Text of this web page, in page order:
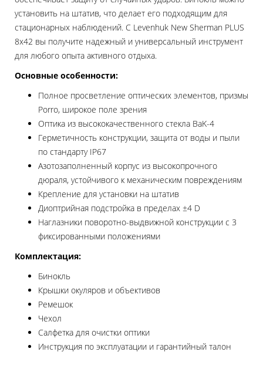
установить на штатив, что делает его подходящим для
стационарных наблюдений. С Levenhuk New Sherman PLUS
8x42 вы получите надежный и универсальный инструмент
для любого опыта активного отдыха.
Основные особенности:
Полное просветление оптических элементов, призмы
Porro, широкое поле зрения
Оптика из высококачественного стекла BaK-4
Герметичность конструкции, защита от воды и пыли
по стандарту IP67
Азотозаполненный корпус из высокопрочного
дюраля, устойчивого к механическим повреждениям
Крепление для установки на штатив
Диоптрийная подстройка в пределах ±4 D
Наглазники поворотно-выдвижной конструкции с 3
фиксированными положениями
Комплектация:
Бинокль
Крышки окуляров и объективов
Ремешок
Чехол
Салфетка для очистки оптики
Инструкция по эксплуатации и гарантийный талон